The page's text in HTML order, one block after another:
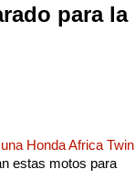
para la
una Honda Africa Twin
estas motos para